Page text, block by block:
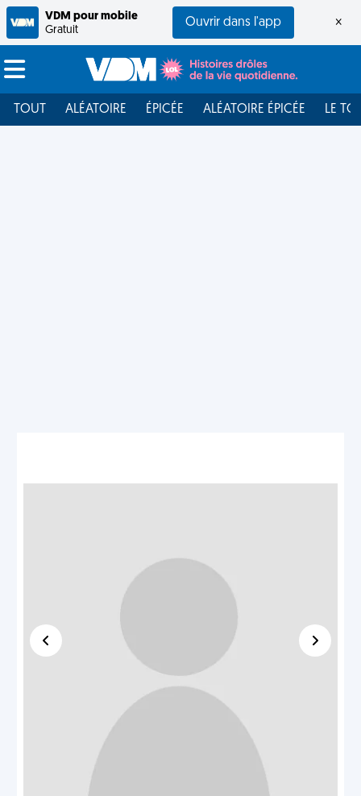
VDM pour mobile
Gratuit
Ouvrir dans l'app ×
TOUT ALÉATOIRE ÉPICÉE ALÉATOIRE ÉPICÉE LE